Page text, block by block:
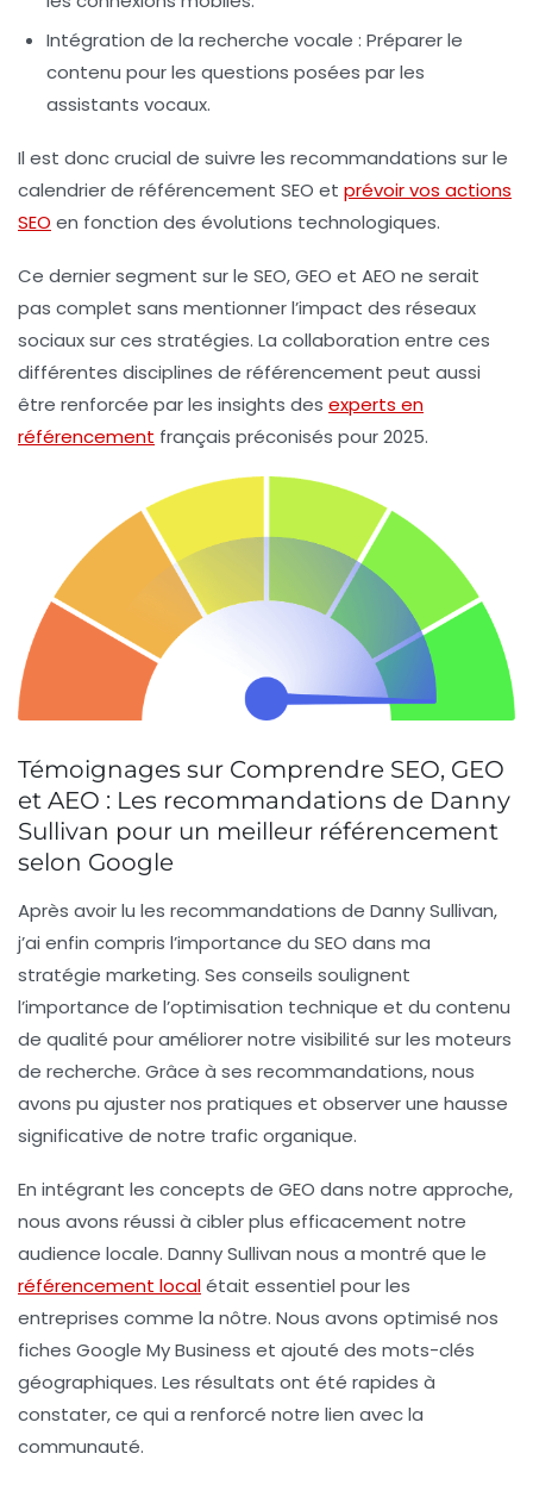
Intégration de la recherche vocale : Préparer le
contenu pour les questions posées par les
assistants vocaux.
Il est donc crucial de suivre les recommandations sur le
calendrier de référencement SEO et prévoir vos actions
SEO en fonction des évolutions technologiques.
Ce dernier segment sur le SEO, GEO et AEO ne serait
pas complet sans mentionner l’impact des réseaux
sociaux sur ces stratégies. La collaboration entre ces
différentes disciplines de référencement peut aussi
être renforcée par les insights des experts en
référencement français préconisés pour 2025.
Témoignages sur Comprendre SEO, GEO
et AEO : Les recommandations de Danny
Sullivan pour un meilleur référencement
selon Google
Après avoir lu les recommandations de Danny Sullivan,
j’ai enfin compris l’importance du SEO dans ma
stratégie marketing. Ses conseils soulignent
l’importance de l’optimisation technique et du contenu
de qualité pour améliorer notre visibilité sur les moteurs
de recherche. Grâce à ses recommandations, nous
avons pu ajuster nos pratiques et observer une hausse
significative de notre trafic organique.
En intégrant les concepts de GEO dans notre approche,
nous avons réussi à cibler plus efficacement notre
audience locale. Danny Sullivan nous a montré que le
référencement localétait essentiel pour les
entreprises comme la nôtre. Nous avons optimisé nos
fiches Google My Business et ajouté des mots-clés
géographiques. Les résultats ont été rapides à
constater, ce qui a renforcé notre lien avec la
communauté.